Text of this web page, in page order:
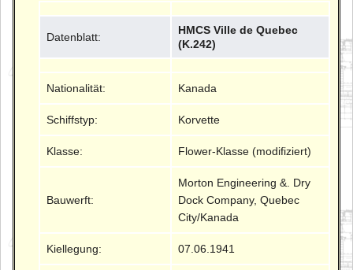
Datenblatt:
HMCS Ville de Quebec
(K.242)
Nationalität: Kanada
Schiffstyp: Korvette
Klasse: Flower-Klasse (modifiziert)
Bauwerft:
Morton Engineering &. Dry
Dock Company, Quebec
City/Kanada
Kiellegung: 07.06.1941